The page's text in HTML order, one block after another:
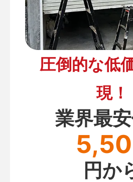
圧倒的な低
現！
業界最
円か